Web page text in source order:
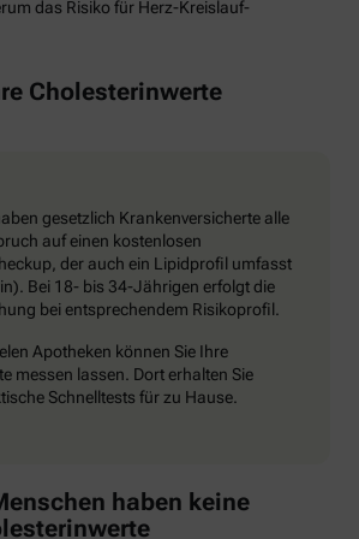
das Risiko für Herz-Kreislauf-
Cholesterinwerte
gesetzlich Krankenversicherte alle
auf einen kostenlosen
der auch ein Lipidprofil umfasst
Bei 18- bis 34-Jährigen erfolgt die
bei entsprechendem Risikoprofil.
Apotheken können Sie Ihre
messen lassen. Dort erhalten Sie
Schnelltests für zu Hause.
haben keine